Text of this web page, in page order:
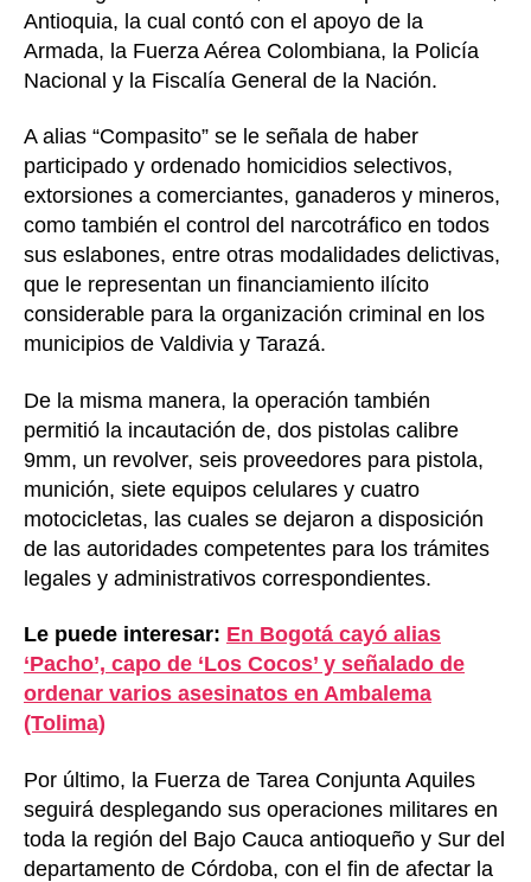
Antioquia, la cual contó con el apoyo de la
Armada, la Fuerza Aérea Colombiana, la Policía
Nacional y la Fiscalía General de la Nación.
A alias “Compasito” se le señala de haber
participado y ordenado homicidios selectivos,
extorsiones a comerciantes, ganaderos y mineros,
como también el control del narcotráfico en todos
sus eslabones, entre otras modalidades delictivas,
que le representan un financiamiento ilícito
considerable para la organización criminal en los
municipios de Valdivia y Tarazá.
De la misma manera, la operación también
permitió la incautación de, dos pistolas calibre
9mm, un revolver, seis proveedores para pistola,
munición, siete equipos celulares y cuatro
motocicletas, las cuales se dejaron a disposición
de las autoridades competentes para los trámites
legales y administrativos correspondientes.
Le puede interesar: En Bogotá cayó alias
‘Pacho’, capo de ‘Los Cocos’ y señalado de
ordenar varios asesinatos en Ambalema
(Tolima)
Por último, la Fuerza de Tarea Conjunta Aquiles
seguirá desplegando sus operaciones militares en
toda la región del Bajo Cauca antioqueño y Sur del
departamento de Córdoba, con el fin de afectar la